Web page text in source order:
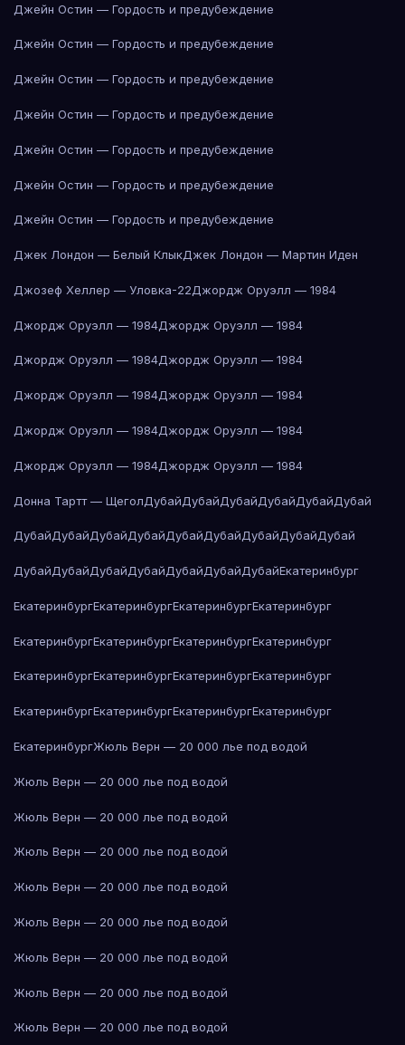
Джейн Остин — Гордость и предубеждение
Джейн Остин — Гордость и предубеждение
Джейн Остин — Гордость и предубеждение
Джейн Остин — Гордость и предубеждение
Джейн Остин — Гордость и предубеждение
Джейн Остин — Гордость и предубеждение
Джейн Остин — Гордость и предубеждение
Джек Лондон — Белый КлыкДжек Лондон — Мартин Иден
Джозеф Хеллер — Уловка-22Джордж Оруэлл — 1984
Джордж Оруэлл — 1984Джордж Оруэлл — 1984
Джордж Оруэлл — 1984Джордж Оруэлл — 1984
Джордж Оруэлл — 1984Джордж Оруэлл — 1984
Джордж Оруэлл — 1984Джордж Оруэлл — 1984
Джордж Оруэлл — 1984Джордж Оруэлл — 1984
Донна Тартт — ЩеголДубайДубайДубайДубайДубайДубай
ДубайДубайДубайДубайДубайДубайДубайДубайДубай
ДубайДубайДубайДубайДубайДубайДубайЕкатеринбург
ЕкатеринбургЕкатеринбургЕкатеринбургЕкатеринбург
ЕкатеринбургЕкатеринбургЕкатеринбургЕкатеринбург
ЕкатеринбургЕкатеринбургЕкатеринбургЕкатеринбург
ЕкатеринбургЕкатеринбургЕкатеринбургЕкатеринбург
ЕкатеринбургЖюль Верн — 20 000 лье под водой
Жюль Верн — 20 000 лье под водой
Жюль Верн — 20 000 лье под водой
Жюль Верн — 20 000 лье под водой
Жюль Верн — 20 000 лье под водой
Жюль Верн — 20 000 лье под водой
Жюль Верн — 20 000 лье под водой
Жюль Верн — 20 000 лье под водой
Жюль Верн — 20 000 лье под водой